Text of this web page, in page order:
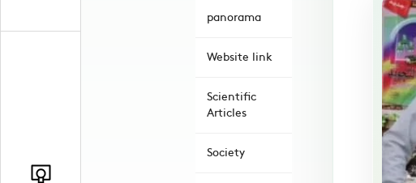
panorama
Website link
Scientific
Articles
Society